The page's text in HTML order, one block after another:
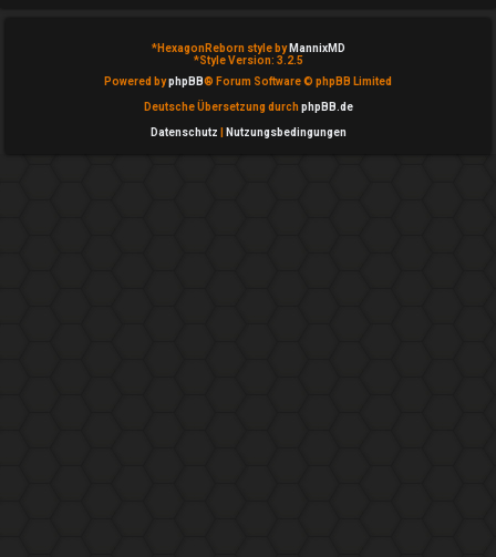
*HexagonReborn style by MannixMD
*Style Version: 3.2.5
Powered byphpBB® Forum Software © phpBB Limited
Deutsche Übersetzung durch phpBB.de
Datenschutz Nutzungsbedingungen